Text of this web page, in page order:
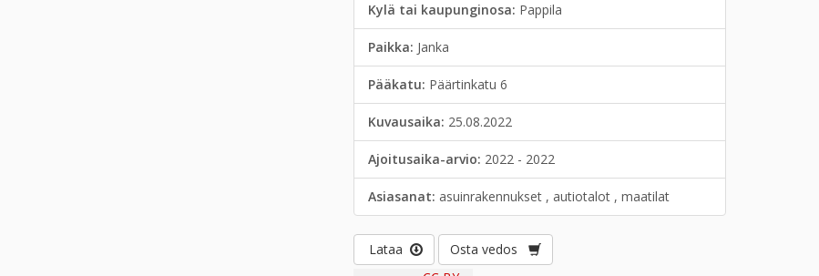
Kylä tai kaupunginosa: Pappila
Paikka: Janka
Pääkatu: Päärtinkatu 6
Kuvausaika: 25.08.2022
Ajoitusaika-arvio: 2022 - 2022
Asiasanat: asuinrakennukset , autiotalot , maatilat
Lataa
Osta vedos